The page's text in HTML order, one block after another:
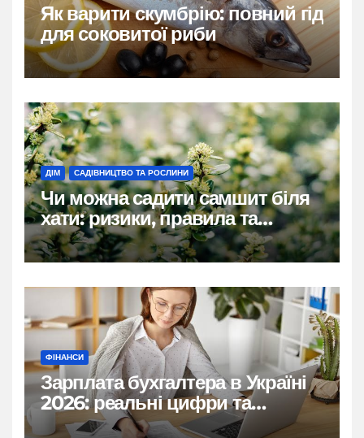
Як варити скумбрію: повний гід
для соковитої риби
ДІМ САДІВНИЦТВО ТА РОСЛИНИ
Чи можна садити самшит біля
хати: ризики, правила та
практичні рішення
ФІНАНСИ
Зарплата бухгалтера в Україні
2026: реальні цифри та
нюанси